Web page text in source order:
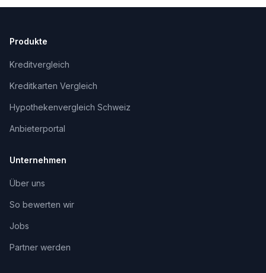
Produkte
Kreditvergleich
Kreditkarten Vergleich
Hypothekenvergleich Schweiz
Anbieterportal
Unternehmen
Über uns
So bewerten wir
Jobs
Partner werden